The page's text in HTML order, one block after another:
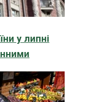
у липні